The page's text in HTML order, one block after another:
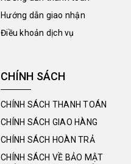
Hướng dẫn giao nhận
Điều khoản dịch vụ
CHÍNH SÁCH
CHÍNH SÁCH THANH TOÁN
CHÍNH SÁCH GIAO HÀNG
CHÍNH SÁCH HOÀN TRẢ
CHÍNH SÁCH VỀ BẢO MẬT